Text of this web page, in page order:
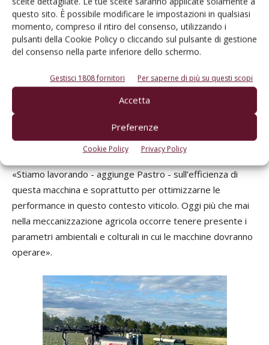
questo sito. È possibile modificare le impostazioni in qualsiasi
momento, compreso il ritiro del consenso, utilizzando i
pulsanti della Cookie Policy o cliccando sul pulsante di gestione
del consenso nella parte inferiore dello schermo.
Gestisci 1808 fornitori Per saperne di più su questi scopi
Accetta
Preferenze
Cookie Policy Privacy Policy
piante arboree: vigneto, frutteto e forestali».
La spollonatrice a recupero non è l’unico progetto
sviluppato in collaborazione. In fase di sviluppo e test c’è
ozonizzata. «Dobbiamo ancora maturare sufficiente
esperienza su questa tecnica di protezione - spiega
Bagnarol - ma sono certo che ci possa dare una grossa
ridurre il carico di fitofarmaci distribuiti nei
nostri vigneti, insieme al fotovoltaico».
«Stiamo lavorando - aggiunge Pastro - sull’efficienza di
questa macchina e soprattutto per ottimizzarne le
performance in questo contesto viticolo. Oggi più che mai
nella meccanizzazione agricola occorre tenere presente i
parametri ambientali e colturali in cui le macchine dovranno
operare».